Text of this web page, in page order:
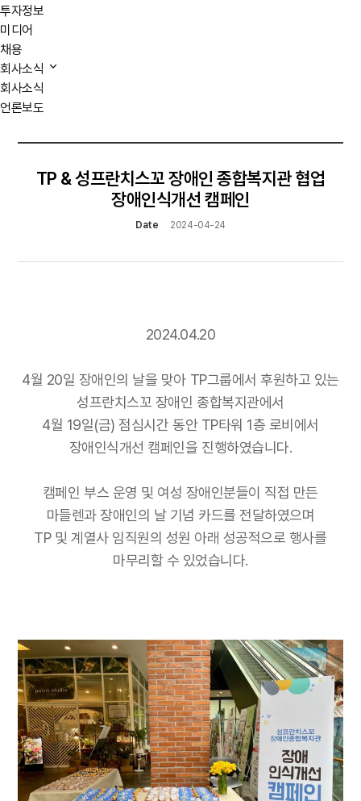
투자정보
미디어
채용
회사소식
회사소식
언론보도
TP & 성프란치스꼬 장애인 종합복지관 협업
장애인식개선 캠페인
Date 2024-04-24
2024.04.20
4월 20일 장애인의 날을 맞아 TP그룹에서 후원하고 있는
성프란치스꼬 장애인 종합복지관에서
4월 19일(금) 점심시간 동안 TP타워 1층 로비에서
장애인식개선 캠페인을 진행하였습니다.
캠페인 부스 운영 및 여성 장애인분들이 직접 만든
마들렌과 장애인의 날 기념 카드를 전달하였으며
TP 및 계열사 임직원의 성원 아래 성공적으로 행사를
마무리할 수 있었습니다.